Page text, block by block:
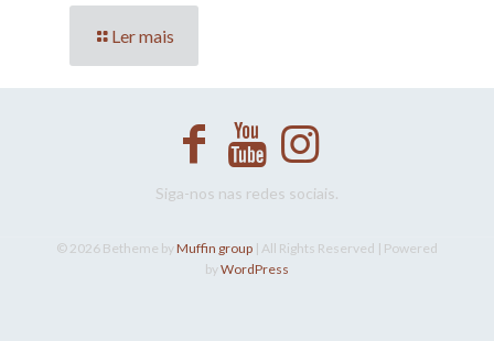
Ler mais
Siga-nos nas redes sociais.
© 2026 Betheme byMuffin group | All Rights Reserved | Powered
byWordPress